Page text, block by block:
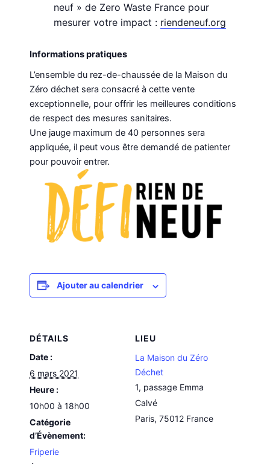
neuf » de Zero Waste France pour
mesurer votre impact : riendeneuf.org
Informations pratiques
L’ensemble du rez-de-chaussée de la Maison du
Zéro déchet sera consacré à cette vente
exceptionnelle, pour offrir les meilleures conditions
de respect des mesures sanitaires.
Une jauge maximum de 40 personnes sera
appliquée, il peut vous être demandé de patienter
pour pouvoir entrer.
Ajouter au calendrier
DÉTAILS
Date :
6 mars 2021
Heure :
10h00 à 18h00
Catégorie
d’Évènement:
Friperie
LIEU
La Maison du Zéro
Déchet
1, passage Emma
Calvé
Paris, 75012 France